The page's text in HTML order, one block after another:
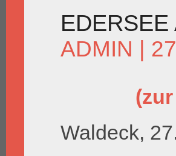
EDERSEE
ADMIN |
Waldeck,